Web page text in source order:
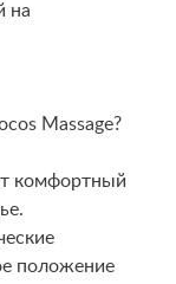
на
Massage?
комфортный
положение